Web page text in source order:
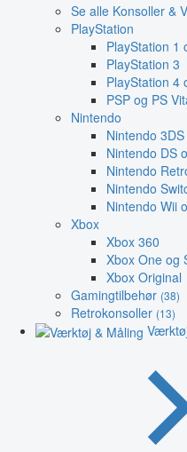
Se alle Konsoller &
PlayStation
PlayStation 1
PlayStation 3
PlayStation 4
PSP og PS
Nintendo
Nintendo
Nintendo DS
Nintendo
Nintendo
Nintendo Wii
Xbox
Xbox 360
Xbox One og
Xbox Original
Gamingtilbehør (38)
Retrokonsoller (13)